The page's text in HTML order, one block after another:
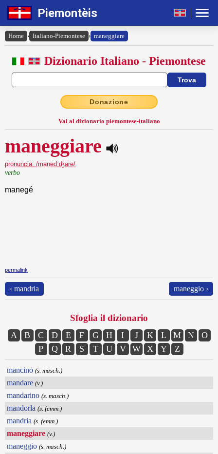
Piemontèis
Home › Italiano-Piemontese › maneggiare
Dizionario Italiano - Piemontese
Donazione
Vai al dizionario piemontese-italiano
maneggiare
pronuncia: /manedˈʤare/
verbo
manegé
permalink
‹ mandria maneggio ›
Sfoglia il dizionario
A B C D E F G H I J K L M N
O
P
Q R S T U V W X Y Z
mancino (s. masch.)
mandare (v.)
mandarino (s. masch.)
mandorla (s. femm.)
mandria (s. femm.)
maneggiare (v.)
maneggio (s. masch.)